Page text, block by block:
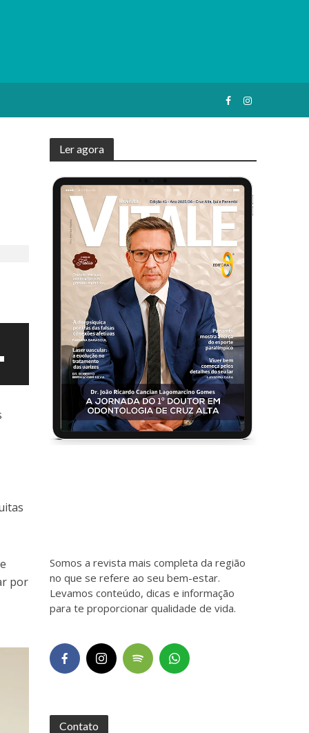
por
Ler agora
Somos a revista mais completa da região
no que se refere ao seu bem-estar.
Levamos conteúdo, dicas e informação
para te proporcionar qualidade de vida.
Contato